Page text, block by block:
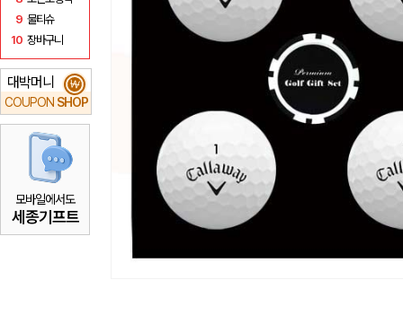
9 물티슈
10 장바구니
대박머니
COUPON SHOP
₩
모바일에서도
세종기프트